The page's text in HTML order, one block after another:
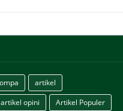
artikel
artikel opini
Artikel Populer